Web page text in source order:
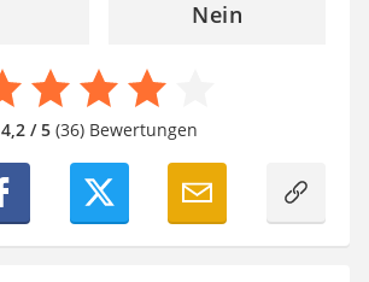
Nein
4,2 / 5(36) Bewertungen